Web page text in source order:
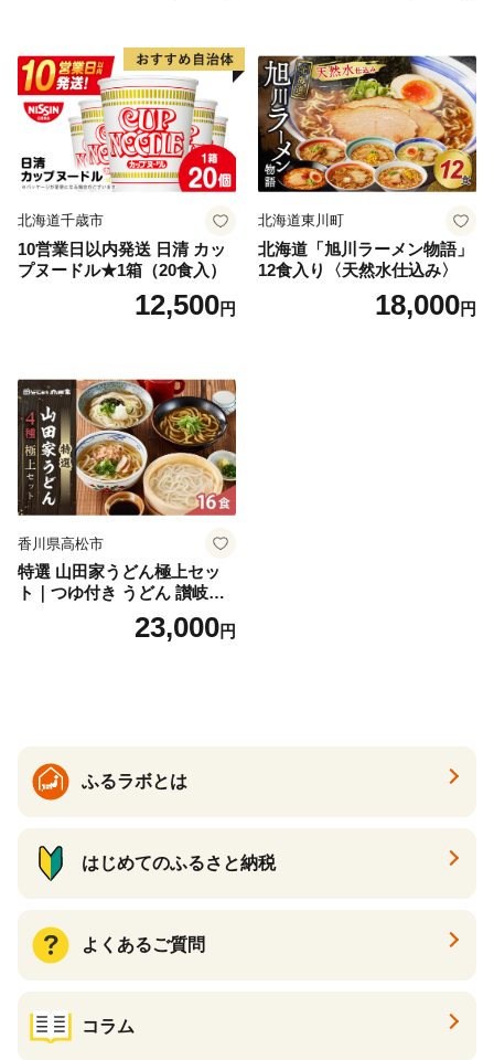
北海道千歳市
10営業日以内発送 日清 カッ
プヌードル★1箱（20食入）
12,500円
北海道東川町
北海道「旭川ラーメン物語」
12食入り〈天然水仕込み〉
18,000円
香川県高松市
特選 山田家うどん極上セッ
ト｜つゆ付き うどん 讃岐う
どん さぬきうどん 生麵 うど
んセット カレーうどん 生う
23,000円
ふるラボとは
はじめてのふるさと納税
よくあるご質問
コラム